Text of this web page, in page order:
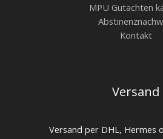
MPU Gutachten
Kontakt
Versand
Versand per DHL, Hermes